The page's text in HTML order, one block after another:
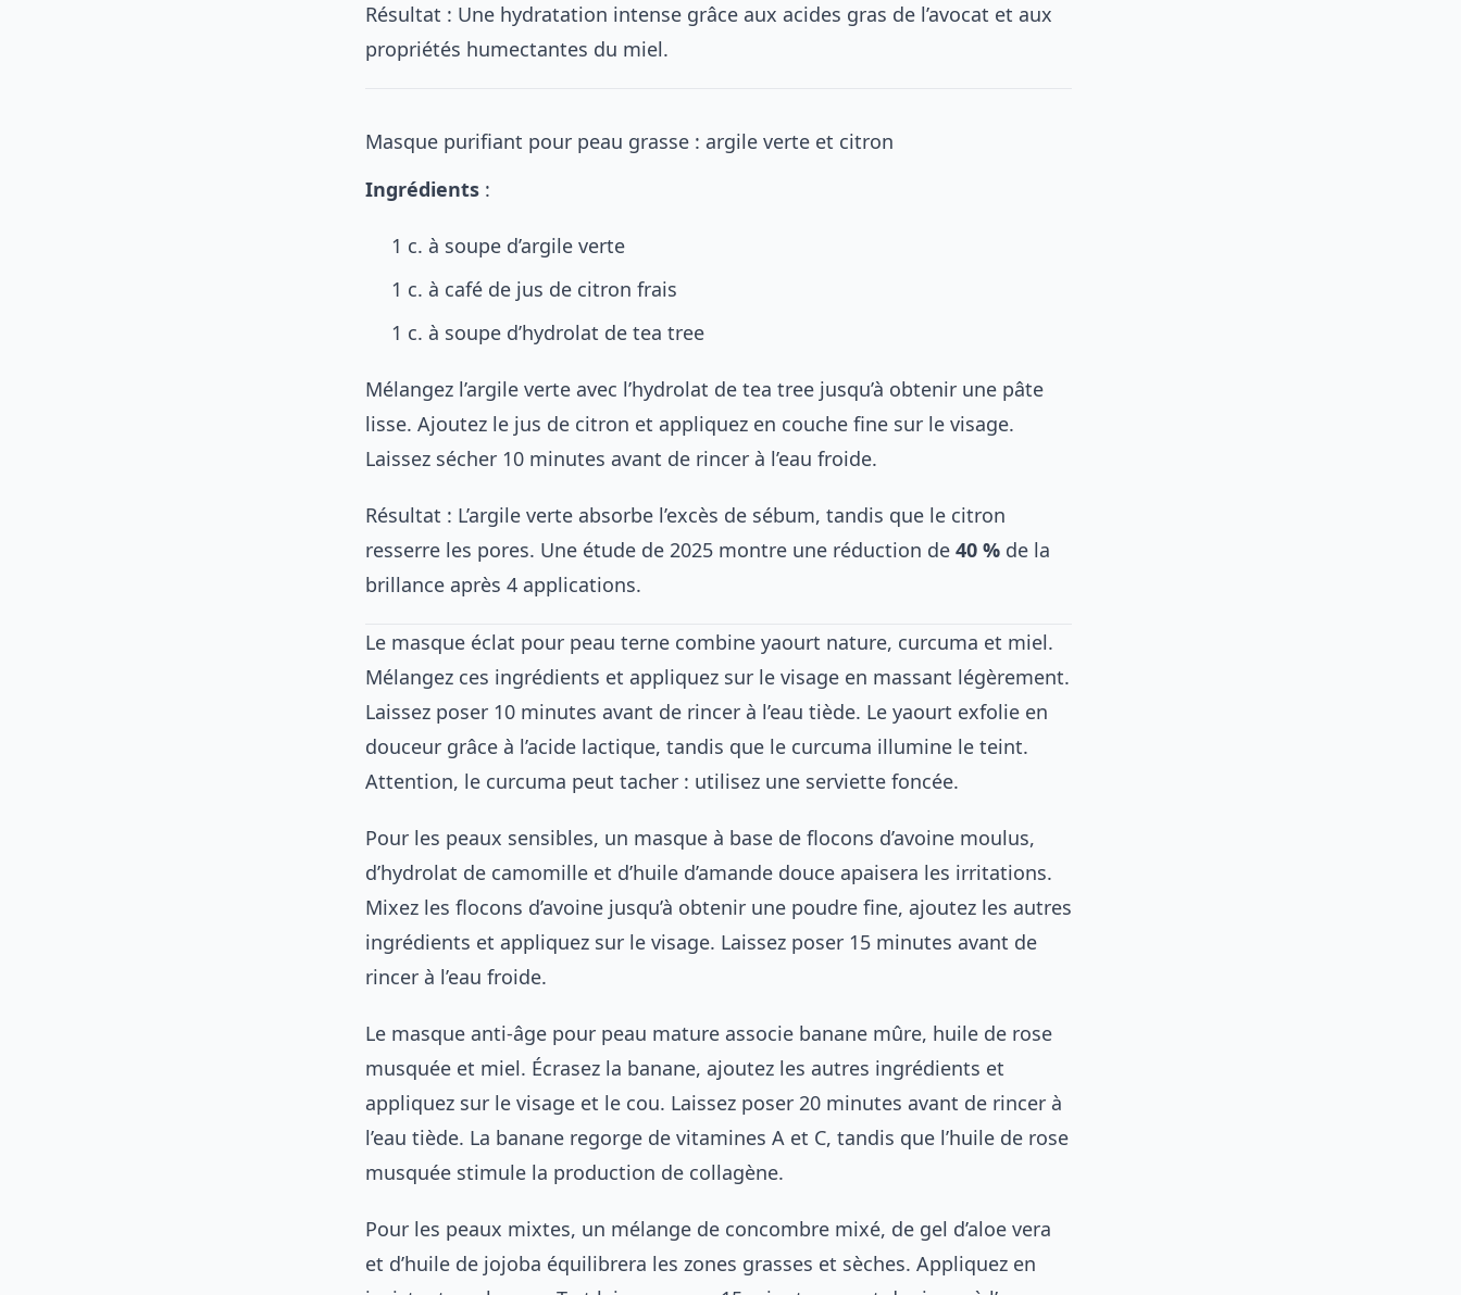
Résultat : Une hydratation intense grâce aux acides gras de l’avocat et aux
propriétés humectantes du miel.
Masque purifiant pour peau grasse : argile verte et citron
Ingrédients :
1 c. à soupe d’argile verte
1 c. à café de jus de citron frais
1 c. à soupe d’hydrolat de tea tree
Mélangez l’argile verte avec l’hydrolat de tea tree jusqu’à obtenir une pâte
lisse. Ajoutez le jus de citron et appliquez en couche fine sur le visage.
Laissez sécher 10 minutes avant de rincer à l’eau froide.
Résultat : L’argile verte absorbe l’excès de sébum, tandis que le citron
resserre les pores. Une étude de 2025 montre une réduction de 40 % de la
brillance après 4 applications.
Le masque éclat pour peau terne combine yaourt nature, curcuma et miel.
Mélangez ces ingrédients et appliquez sur le visage en massant légèrement.
Laissez poser 10 minutes avant de rincer à l’eau tiède. Le yaourt exfolie en
douceur grâce à l’acide lactique, tandis que le curcuma illumine le teint.
Attention, le curcuma peut tacher : utilisez une serviette foncée.
Pour les peaux sensibles, un masque à base de flocons d’avoine moulus,
d’hydrolat de camomille et d’huile d’amande douce apaisera les irritations.
Mixez les flocons d’avoine jusqu’à obtenir une poudre fine, ajoutez les autres
ingrédients et appliquez sur le visage. Laissez poser 15 minutes avant de
rincer à l’eau froide.
Le masque anti-âge pour peau mature associe banane mûre, huile de rose
musquée et miel. Écrasez la banane, ajoutez les autres ingrédients et
appliquez sur le visage et le cou. Laissez poser 20 minutes avant de rincer à
l’eau tiède. La banane regorge de vitamines A et C, tandis que l’huile de rose
musquée stimule la production de collagène.
Pour les peaux mixtes, un mélange de concombre mixé, de gel d’aloe vera
et d’huile de jojoba équilibrera les zones grasses et sèches. Appliquez en